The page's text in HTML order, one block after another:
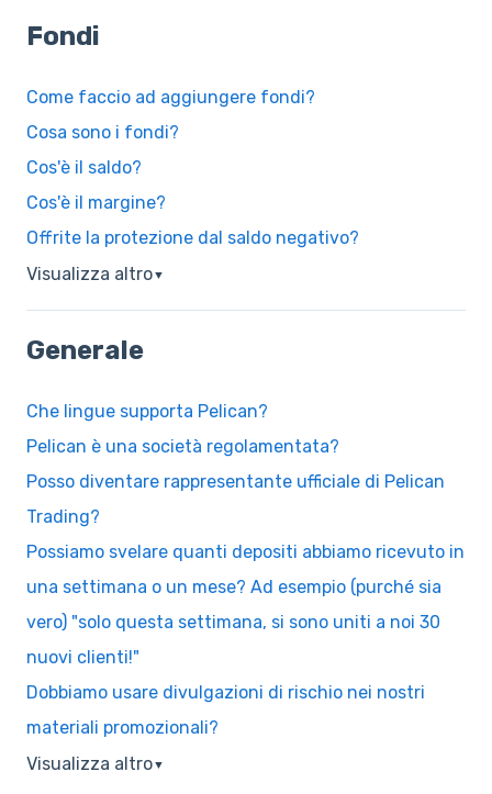
Fondi
Come faccio ad aggiungere fondi?
Cosa sono i fondi?
Cos'è il saldo?
Cos'è il margine?
Offrite la protezione dal saldo negativo?
Visualizza altro▼
Generale
Che lingue supporta Pelican?
Pelican è una società regolamentata?
Posso diventare rappresentante ufficiale di Pelican
Trading?
Possiamo svelare quanti depositi abbiamo ricevuto in
una settimana o un mese? Ad esempio (purché sia
vero) "solo questa settimana, si sono uniti a noi 30
nuovi clienti!"
Dobbiamo usare divulgazioni di rischio nei nostri
materiali promozionali?
Visualizza altro▼